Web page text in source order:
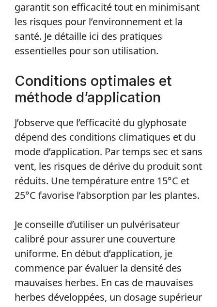
garantit son efficacité tout en minimisant
les risques pour l’environnement et la
santé. Je détaille ici des pratiques
essentielles pour son utilisation.
Conditions optimales et
méthode d’application
J’observe que l’efficacité du glyphosate
dépend des conditions climatiques et du
mode d’application. Par temps sec et sans
vent, les risques de dérive du produit sont
réduits. Une température entre 15°C et
25°C favorise l’absorption par les plantes.
Je conseille d’utiliser un pulvérisateur
calibré pour assurer une couverture
uniforme. En début d’application, je
commence par évaluer la densité des
mauvaises herbes. En cas de mauvaises
herbes développées, un dosage supérieur